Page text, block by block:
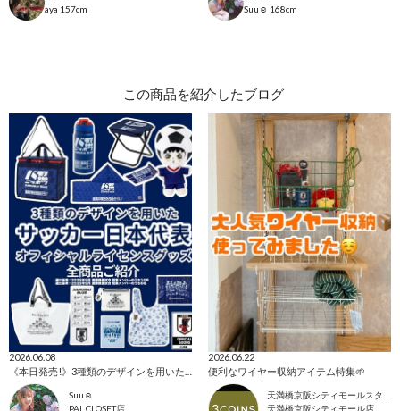
aya 157cm
Suu☺︎ 168cm
この商品を紹介したブログ
2026.06.08
Suu☺︎
PAL CLOSET店
2026.06.22
便利なワイヤー収納アイテム特集🌱
天満橋京阪シティモールスタッフ
天満橋京阪シティモール店